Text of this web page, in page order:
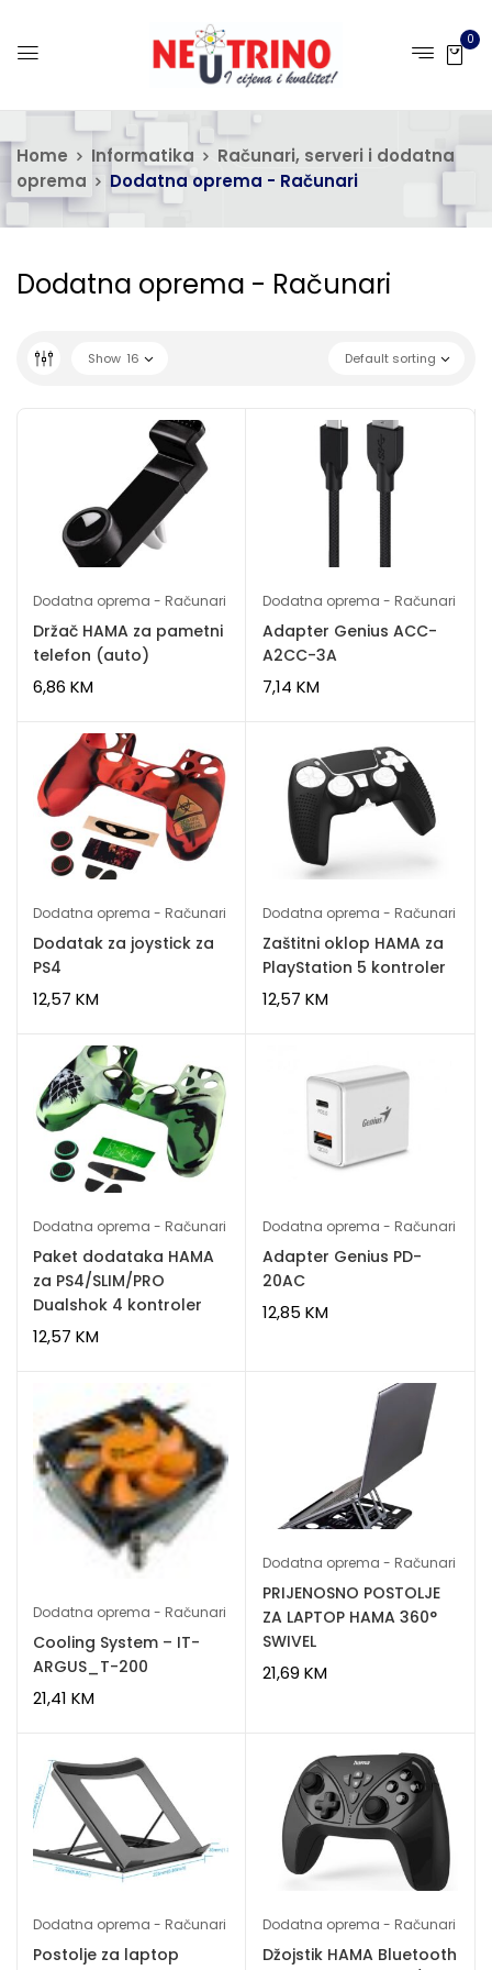
0
Home Informatika
Računari, serveri i dodatna
oprema
Dodatna oprema - Računari
Dodatna oprema - Računari
Default sorting
Show 16
Dodatna oprema - Računari
Držač HAMA za pametni
telefon (auto)
6,86 KM
Dodatna oprema - Računari
Adapter Genius ACC-
A2CC-3A
7,14 KM
Dodatna oprema - Računari
Dodatak za joystick za
PS4
12,57 KM
Dodatna oprema - Računari
Zaštitni oklop HAMA za
PlayStation 5 kontroler
12,57 KM
Dodatna oprema - Računari
Paket dodataka HAMA
za PS4/SLIM/PRO
Dualshok 4 kontroler
12,57 KM
Dodatna oprema - Računari
Adapter Genius PD-
20AC
12,85 KM
Dodatna oprema - Računari
Cooling System – IT-
ARGUS_T-200
21,41 KM
Dodatna oprema - Računari
PRIJENOSNO POSTOLJE
ZA LAPTOP HAMA 360°
SWIVEL
21,69 KM
Dodatna oprema - Računari
Postolje za laptop
Dodatna oprema - Računari
Džojstik HAMA Bluetooth